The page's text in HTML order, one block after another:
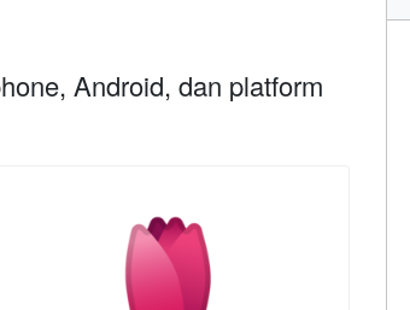
Android, dan platform